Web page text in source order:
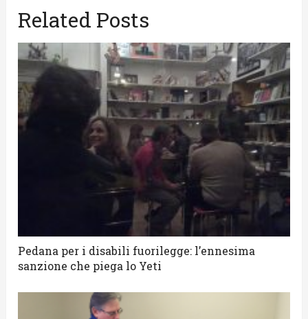
Related Posts
Pedana per i disabili fuorilegge: l’ennesima
sanzione che piega lo Yeti